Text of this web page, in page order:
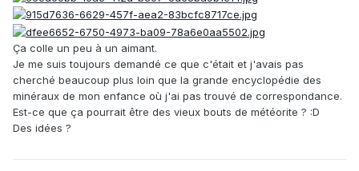
Ça colle un peu à un aimant.
Je me suis toujours demandé ce que c'était et j'avais pas
cherché beaucoup plus loin que la grande encyclopédie des
minéraux de mon enfance où j'ai pas trouvé de correspondance.
Est-ce que ça pourrait être des vieux bouts de météorite ? :D
Des idées ?